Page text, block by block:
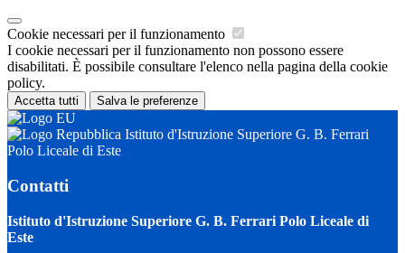
Cookie necessari per il funzionamento
I cookie necessari per il funzionamento non possono essere
disabilitati. È possibile consultare l'elenco nella pagina della cookie
policy.
Accetta tutti Salva le preferenze
Istituto d'Istruzione Superiore G. B. Ferrari
Polo Liceale di Este
Contatti
Istituto d'Istruzione Superiore G. B. Ferrari Polo Liceale di
Este